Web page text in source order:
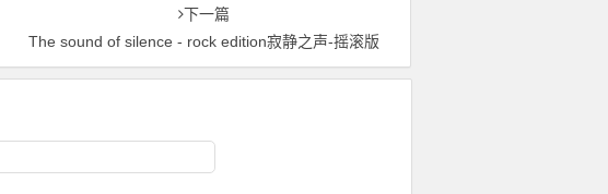
下一篇
The sound of silence - rock edition寂静之声-摇滚版